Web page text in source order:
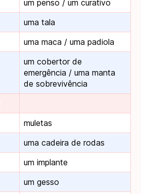
um penso / um curativo
uma tala
uma maca / uma padiola
um cobertor de
emergência / uma manta
de sobrevivência
muletas
uma cadeira de rodas
um implante
um gesso